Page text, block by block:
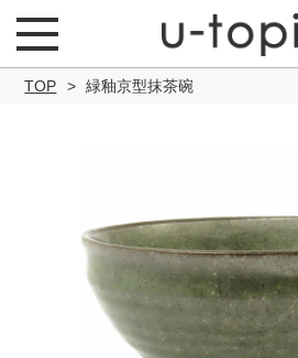
キーワード
TOP 緑釉京型抹茶碗